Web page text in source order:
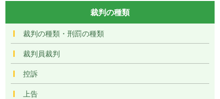
裁判の種類
裁判の種類・刑罰の種類
裁判員裁判
控訴
上告